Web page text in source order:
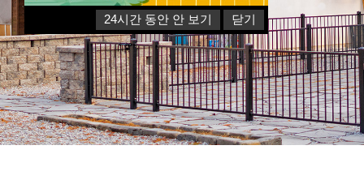
24시간 동안 안 보기 닫기